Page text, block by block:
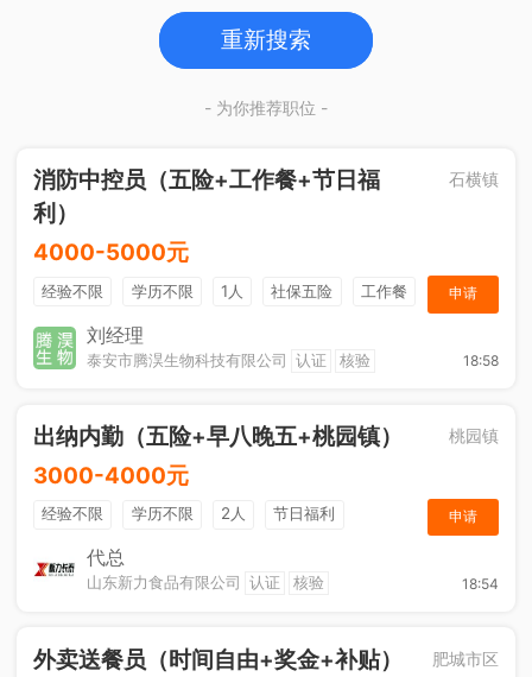
重新搜索
- 为你推荐职位 -
消防中控员（五险+工作餐+节日福
利）
石横镇
4000-5000元
经验不限 学历不限 1人 社保五险
工作餐
节日福利
申请
刘经理
泰安市腾淏生物科技有限公司 认证 核验 18:58
出纳内勤（五险+早八晚五+桃园镇） 桃园镇
3000-4000元
经验不限 学历不限 2人
节日福利
社保五险
工作餐
申请
代总
山东新力食品有限公司 认证 核验 18:54
外卖送餐员（时间自由+奖金+补贴） 肥城市区